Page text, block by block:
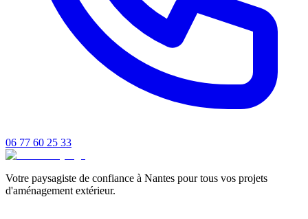
06 77 60 25 33
Votre paysagiste de confiance à Nantes pour tous vos projets
d'aménagement extérieur.